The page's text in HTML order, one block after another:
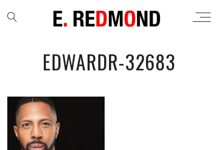
EDWARDR-32683